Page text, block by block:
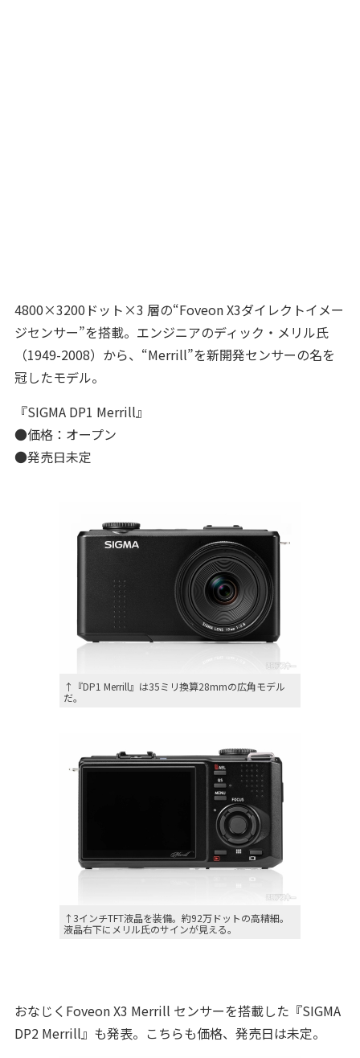
4800×3200ドット×3 層の“Foveon X3ダイレクトイメー
ジセンサー”を搭載。エンジニアのディック・メリル氏
（1949-2008）から、“Merrill”を新開発センサーの名を
冠したモデル。
『SIGMA DP1 Merrill』
●価格：オープン
●発売日未定
↑『DP1 Merrill』は35ミリ換算28mmの広角モデル
だ。
↑3インチTFT液晶を装備。約92万ドットの高精細。
液晶右下にメリル氏のサインが見える。
おなじくFoveon X3 Merrill センサーを搭載した『SIGMA
DP2 Merrill』も発表。こちらも価格、発売日は未定。